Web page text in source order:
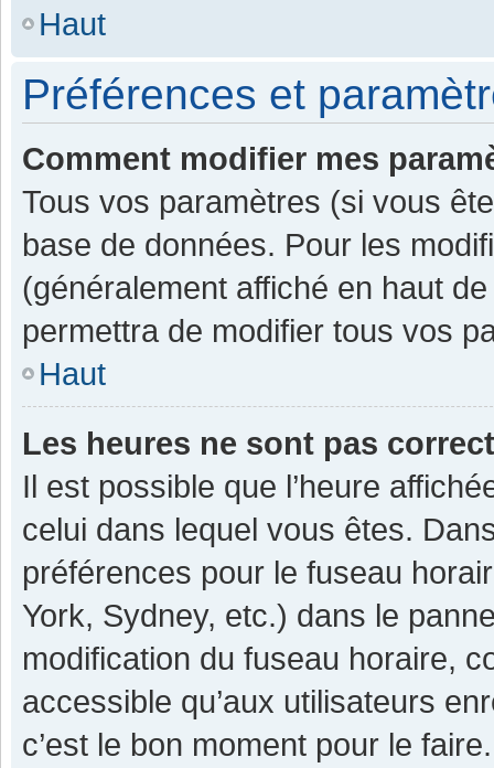
Haut
Préférences et
Comment modifier mes
Tous vos paramètres (si vous
base de données. Pour les
(généralement affiché en haut
permettra de modifier tous vos
Haut
Les heures ne sont pas
Il est possible que l’heure
celui dans lequel vous êtes.
préférences pour le fuseau
York, Sydney, etc.) dans le
modification du fuseau horaire,
accessible qu’aux utilisateurs
c’est le bon moment pour le faire.